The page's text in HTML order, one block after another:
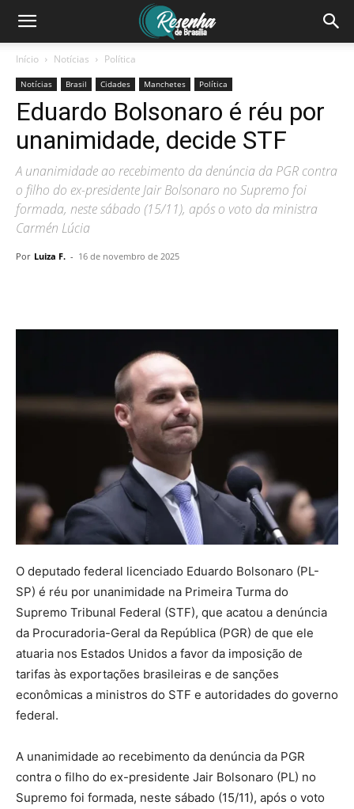
Início Notícias Política
Notícias Brasil Cidades Manchetes Política
Eduardo Bolsonaro é réu por
unanimidade, decide STF
A unanimidade ao recebimento da denúncia da PGR contra
o filho do ex-presidente Jair Bolsonaro no Supremo foi
formada, neste sábado (15/11), após o voto da ministra
Carmén Lúcia
Por Luiza F. - 16 de novembro de 2025
O deputado federal licenciado Eduardo Bolsonaro (PL-
SP) é réu por unanimidade na Primeira Turma do
Supremo Tribunal Federal (STF), que acatou a denúncia
da Procuradoria-Geral da República (PGR) de que ele
atuaria nos Estados Unidos a favor da imposição de
tarifas às exportações brasileiras e de sanções
econômicas a ministros do STF e autoridades do governo
federal.
A unanimidade ao recebimento da denúncia da PGR
contra o filho do ex-presidente Jair Bolsonaro (PL) no
Supremo foi formada, neste sábado (15/11), após o voto